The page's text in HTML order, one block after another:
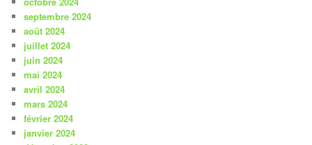
septembre 2024
août 2024
juillet 2024
juin 2024
mai 2024
avril 2024
mars 2024
février 2024
janvier 2024